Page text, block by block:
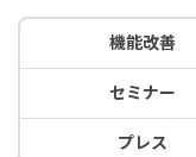
機能改善
セミナー
プレス